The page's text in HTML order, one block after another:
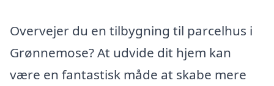
Overvejer du en tilbygning til parcelhus i
Grønnemose? At udvide dit hjem kan
være en fantastisk måde at skabe mere